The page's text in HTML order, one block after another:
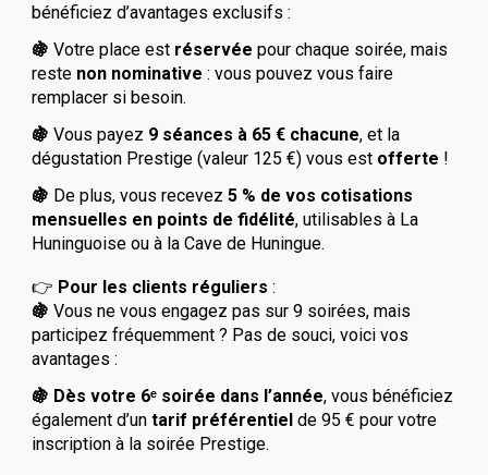
bénéficiez d’avantages exclusifs :
🍇Votre place est réservée pour chaque soirée, mais
reste non nominative : vous pouvez vous faire
remplacer si besoin.
🍇Vous payez 9 séances à 65 € chacune, et la
dégustation Prestige (valeur 125 €) vous est offerte !
🍇 De plus, vous recevez5 % de vos cotisations
mensuelles en points de fidélité, utilisables à La
Huninguoise ou à la Cave de Huningue.
👉 Pour les clients réguliers :
🍇Vous ne vous engagez pas sur 9 soirées, mais
participez fréquemment ? Pas de souci, voici vos
avantages :
🍇 Dès votre 6ᵉ soirée dans l’année, vous bénéficiez
également d’untarif préférentiel de 95 € pour votre
inscription à la soirée Prestige.